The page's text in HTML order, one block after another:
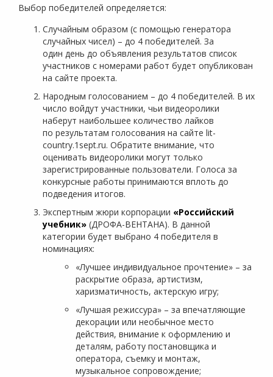
Выбор победителей определяется:
Случайным образом (с помощью генератора
случайных чисел) – до 4 победителей. За
один день до объявления результатов список
участников с номерами работ будет опубликован
на сайте проекта.
Народным голосованием – до 4 победителей. В их
число войдут участники, чьи видеоролики
наберут наибольшее количество лайков
по результатам голосования на сайте lit-
country.1sept.ru. Обратите внимание, что
оценивать видеоролики могут только
зарегистрированные пользователи. Голоса за
конкурсные работы принимаются вплоть до
подведения итогов.
Экспертным жюри корпорации «Российский
учебник» (ДРОФА-ВЕНТАНА). В данной
категории будет выбрано 4 победителя в
номинациях:
«Лучшее индивидуальное прочтение» – за
раскрытие образа, артистизм,
харизматичность, актерскую игру;
«Лучшая режиссура» – за впечатляющие
декорации или необычное место
действия, внимание к оформлению и
деталям, работу постановщика и
оператора, съемку и монтаж,
музыкальное сопровождение;